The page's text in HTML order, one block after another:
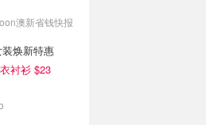
澳新省钱快报
焕新特惠
衬衫 $23